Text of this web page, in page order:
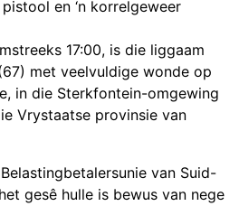
en ‘n korrelgeweer
17:00, is die liggaam
met veelvuldige wonde op
in die Sterkfontein-omgewing
Vrystaatse provinsie van
van Suid-
gesê hulle is bewus van nege